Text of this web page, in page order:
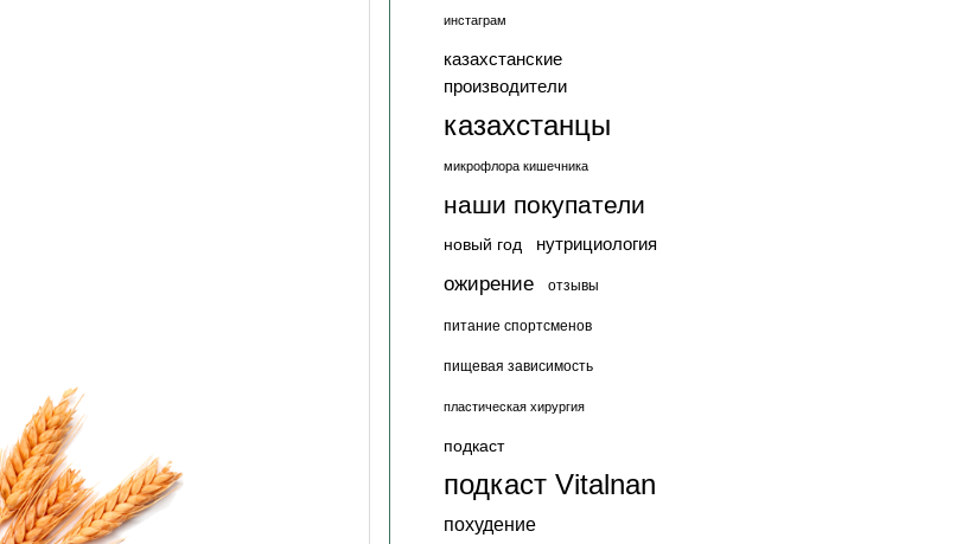
инстаграм
казахстанские
производители
казахстанцы
микрофлора кишечника
наши покупатели
новый год нутрициология
ожирение отзывы
питание спортсменов
пищевая зависимость
пластическая хирургия
подкаст
подкаст Vitalnan
похудение